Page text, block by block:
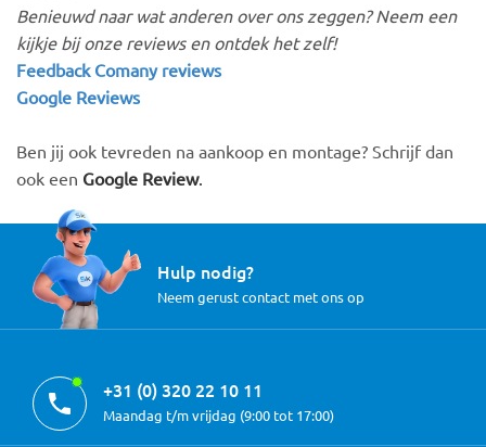
Benieuwd naar wat anderen over ons zeggen? Neem een
kijkje bij onze reviews en ontdek het zelf!
Feedback Comany reviews
Google Reviews
Ben jij ook tevreden na aankoop en montage? Schrijf dan
ook een Google Review.
Hulp nodig?
Neem gerust contact met ons op
+31 (0) 320 22 10 11
Maandag t/m vrijdag (9:00 tot 17:00)